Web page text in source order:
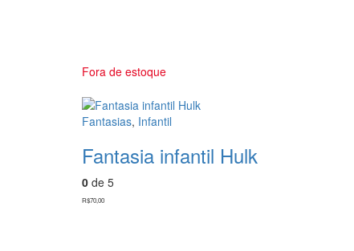
Fora de estoque
Fantasias, Infantil
Fantasia infantil Hulk
0 de 5
R$70,00